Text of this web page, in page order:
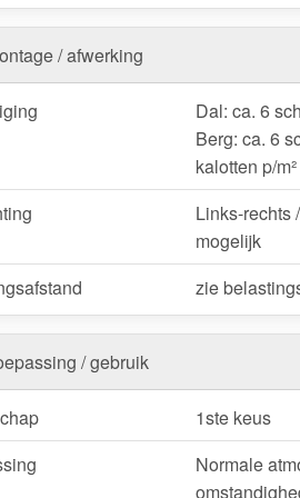
weerbestendig, op maat gemaakt -
levering!
/ customisatie van herroepingsrecht uitgezonderd
/ afwerking
Dal: ca. 6
Berg: ca. 6
kalotten p/m²
Links-rechts
mogelijk
zie
/ gebruik
1ste keus
Normale